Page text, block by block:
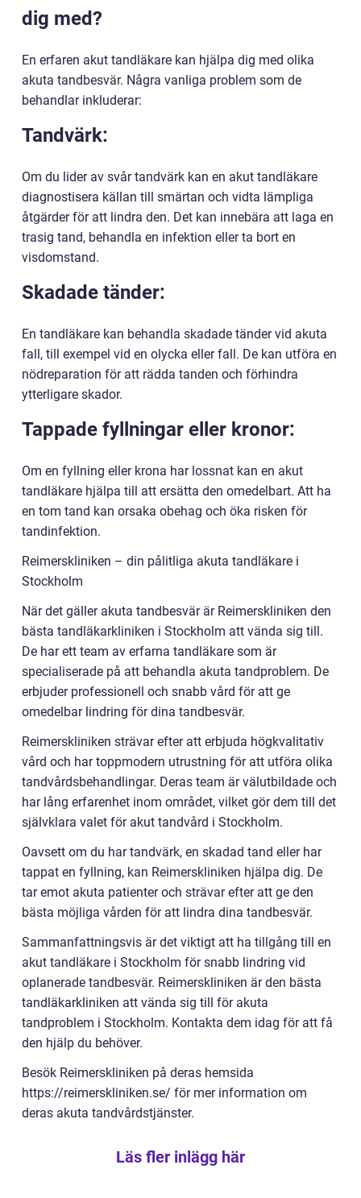
dig med?
En erfaren akut tandläkare kan hjälpa dig med olika
akuta tandbesvär. Några vanliga problem som de
behandlar inkluderar:
Tandvärk:
Om du lider av svår tandvärk kan en akut tandläkare
diagnostisera källan till smärtan och vidta lämpliga
åtgärder för att lindra den. Det kan innebära att laga en
trasig tand, behandla en infektion eller ta bort en
visdomstand.
Skadade tänder:
En tandläkare kan behandla skadade tänder vid akuta
fall, till exempel vid en olycka eller fall. De kan utföra en
nödreparation för att rädda tanden och förhindra
ytterligare skador.
Tappade fyllningar eller kronor:
Om en fyllning eller krona har lossnat kan en akut
tandläkare hjälpa till att ersätta den omedelbart. Att ha
en tom tand kan orsaka obehag och öka risken för
tandinfektion.
Reimerskliniken – din pålitliga akuta tandläkare i
Stockholm
När det gäller akuta tandbesvär är Reimerskliniken den
bästa tandläkarkliniken i Stockholm att vända sig till.
De har ett team av erfarna tandläkare som är
specialiserade på att behandla akuta tandproblem. De
erbjuder professionell och snabb vård för att ge
omedelbar lindring för dina tandbesvär.
Reimerskliniken strävar efter att erbjuda högkvalitativ
vård och har toppmodern utrustning för att utföra olika
tandvårdsbehandlingar. Deras team är välutbildade och
har lång erfarenhet inom området, vilket gör dem till det
självklara valet för akut tandvård i Stockholm.
Oavsett om du har tandvärk, en skadad tand eller har
tappat en fyllning, kan Reimerskliniken hjälpa dig. De
tar emot akuta patienter och strävar efter att ge den
bästa möjliga vården för att lindra dina tandbesvär.
Sammanfattningsvis är det viktigt att ha tillgång till en
akut tandläkare i Stockholm för snabb lindring vid
oplanerade tandbesvär. Reimerskliniken är den bästa
tandläkarkliniken att vända sig till för akuta
tandproblem i Stockholm. Kontakta dem idag för att få
den hjälp du behöver.
Besök Reimerskliniken på deras hemsida
https://reimerskliniken.se/ för mer information om
deras akuta tandvårdstjänster.
Läs fler inlägg här